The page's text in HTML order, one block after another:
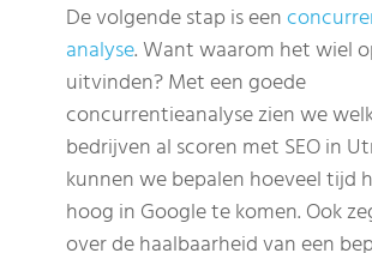
De volgende stap is een
analyse. Want waarom het wiel
uitvinden? Met een goede
concurrentieanalyse zien we
bedrijven al scoren met SEO in
kunnen we bepalen hoeveel tijd
hoog in Google te komen. Ook
over de haalbaarheid van een